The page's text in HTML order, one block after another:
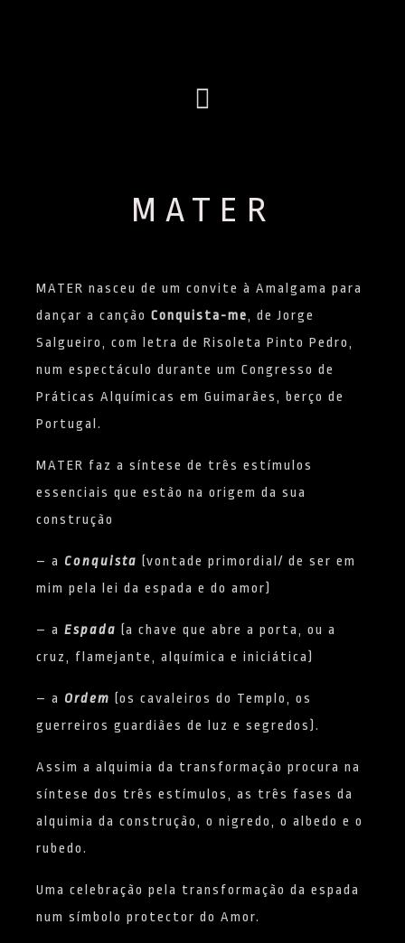
Menu
MATER
MATER nasceu de um convite à Amalgama para
dançar a canção Conquista-me, de Jorge
Salgueiro, com letra de Risoleta Pinto Pedro,
num espectáculo durante um Congresso de
Práticas Alquímicas em Guimarães, berço de
Portugal.
MATER faz a síntese de três estímulos
essenciais que estão na origem da sua
construção
– a Conquista (vontade primordial/ de ser em
mim pela lei da espada e do amor)
– a Espada (a chave que abre a porta, ou a
cruz, flamejante, alquímica e iniciática)
– a Ordem (os cavaleiros do Templo, os
guerreiros guardiães de luz e segredos).
Assim a alquimia da transformação procura na
síntese dos três estímulos, as três fases da
alquimia da construção, o nigredo, o albedo e o
rubedo.
Uma celebração pela transformação da espada
num símbolo protector do Amor.